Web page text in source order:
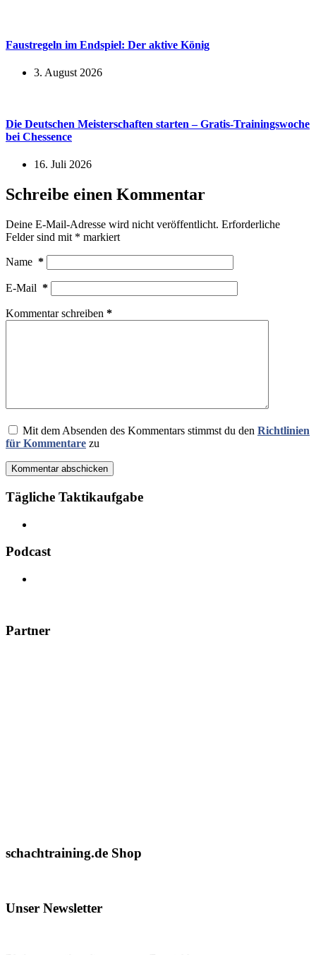
Faustregeln im Endspiel: Der aktive König
3. August 2026
Die Deutschen Meisterschaften starten – Gratis-Trainingswoche
bei Chessence
16. Juli 2026
Schreibe einen Kommentar
Deine E-Mail-Adresse wird nicht veröffentlicht. Erforderliche
Felder sind mit * markiert
Name *
E-Mail *
Kommentar schreiben *
Mit dem Absenden des Kommentars stimmst du den Richtlinien
für Kommentare zu
Kommentar abschicken
Tägliche Taktikaufgabe
Podcast
Partner
schachtraining.de Shop
Unser Newsletter